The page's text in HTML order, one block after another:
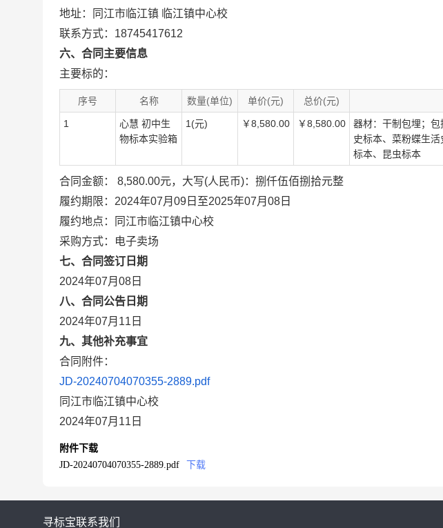
地址：同江市临江镇 临江镇中心校
联系方式：18745417612
六、合同主要信息
主要标的：
序号 名称 数量(单位) 单价(元) 总价(元)
1
心慧 初中生
物标本实验箱
1(元) ￥8,580.00 ￥8,580.00
器材：干制包埋；
史标本、菜粉蝶生
标本、昆虫标本
合同金额： 8,580.00元，大写(人民币)：捌仟伍佰捌拾元整
履约期限：2024年07月09日至2025年07月08日
履约地点：同江市临江镇中心校
采购方式：电子卖场
七、合同签订日期
2024年07月08日
八、合同公告日期
2024年07月11日
九、其他补充事宜
合同附件：
JD-20240704070355-2889.pdf
同江市临江镇中心校
2024年07月11日
附件下载
JD-20240704070355-2889.pdf
下载
寻标宝联系我们